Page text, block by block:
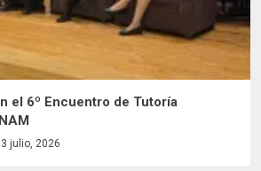
el 6º Encuentro de Tutoría
3 julio, 2026